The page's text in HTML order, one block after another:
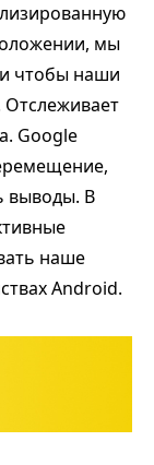
мы
чтобы наши
Google
выводы. В
наше
Android.